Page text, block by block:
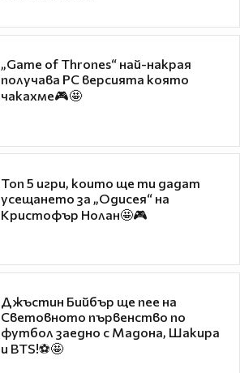
„Game of Thrones“ най-накрая
получава PC версията която
чакахме🎮🤩
Топ 5 игри, които ще ти дадат
усещането за „Одисея“ на
Кристофър Нолан🤩🎮
Джъстин Бийбър ще пее на
Световното първенство по
футбол заедно с Мадона, Шакира
и BTS!⚽🤩